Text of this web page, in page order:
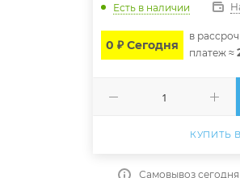
Есть в наличии
0 ₽ Сегодня
в
платеж ≈
КУПИТЬ
Самовывоз